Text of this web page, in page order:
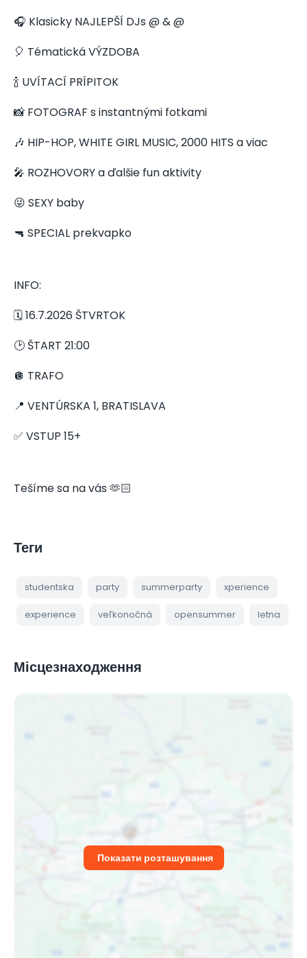
🎧 Klasicky NAJLEPŠÍ DJs @ & @
🎈 Tématická VÝZDOBA
🍾 UVÍTACÍ PRÍPITOK
📸 FOTOGRAF s instantnými fotkami
🎶 HIP-HOP, WHITE GIRL MUSIC, 2000 HITS a viac
🎤 ROZHOVORY a ďalšie fun aktivity
😜 SEXY baby
🔫 SPECIAL prekvapko
INFO:
🗓️ 16.7.2026 ŠTVRTOK
🕑 ŠTART 21:00
🪩 TRAFO
📍 VENTÚRSKA 1, BRATISLAVA
✅ VSTUP 15+
Tešíme sa na vás 🫶🏻
Теги
studentska party summerparty xperience
experience veľkonočná opensummer letna
Місцезнаходження
Показати розташування